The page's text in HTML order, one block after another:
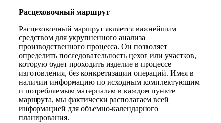
Расцеховочный маршрут
Расцеховочный маршрут является важнейшим
средством для укрупненного анализа
производственного процесса. Он позволяет
определить последовательность цехов или участков,
которую будет проходить изделие в процессе
изготовления, без конкретизации операций. Имея в
наличии информацию по исходным комплектующим
и потребляемым материалам в каждом пункте
маршрута, мы фактически располагаем всей
информацией для объемно-календарного
планирования.